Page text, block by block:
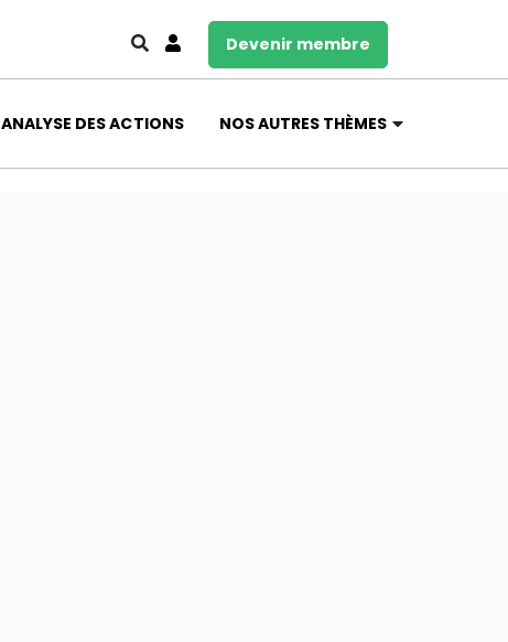
Devenir membre
ANALYSE DES ACTIONS NOS AUTRES THÈMES